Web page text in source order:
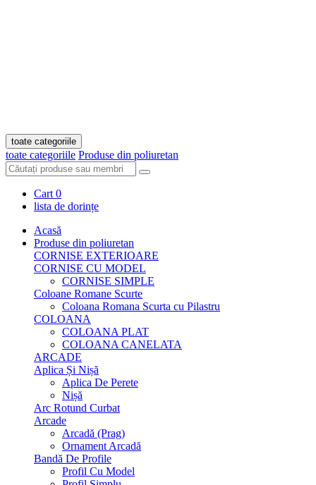
toate categoriile
toate categoriile Produse din poliuretan
Cart 0
lista de dorințe
Acasă
Produse din poliuretan
CORNISE EXTERIOARE
CORNISE CU MODEL
CORNISE SIMPLE
Coloane Romane Scurte
Coloana Romana Scurta cu Pilastru
COLOANA
COLOANA PLAT
COLOANA CANELATA
ARCADE
Aplica Și Nișă
Aplica De Perete
Nișă
Arc Rotund Curbat
Arcade
Arcadă (Prag)
Ornament Arcadă
Bandă De Profile
Profil Cu Model